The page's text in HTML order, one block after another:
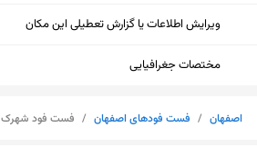
ویرایش اطلاعات یا گزارش تعطیلی این مکان
مختصات جغرافیایی
اصفهان / فست فودهای اصفهان / فست فود شهرک